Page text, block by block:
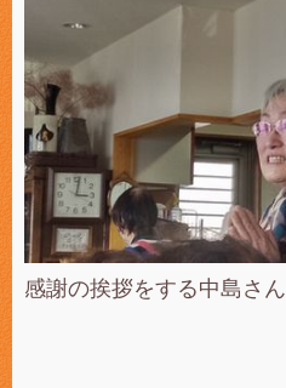
感謝の挨拶をする中島さん